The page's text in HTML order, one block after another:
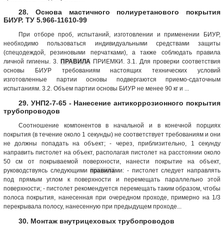
28. Основа мастичного полиуретанового покрытия
БИУР. ТУ 5.966-11610-99
При отборе проб, испытаний, изготовлении и применении БИУР,
необходимо пользоваться индивидуальными средствами защиты
(спецодеждой, резиновыми перчатками), а также соблюдать правила
личной гигиены. 3. ПРАВИЛА ПРИЕМКИ. 3.1. Для проверки соответствия
основы БИУР требованиям настоящих технических условий
изготовленные партии основы подвергаются приемо-сдаточным
испытаниям. 3.2. Объем партии основы БИУР не менее 90 кг и ...
29. УНП2-7-65 - Нанесение антикоррозионного покрытия
трубопроводов
Соотношение компонентов в начальной и в конечной порциях
покрытия (в течение около 1 секунды) не соответствует требованиям и они
не должны попадать на объект; - через, приблизительно, 1 секунду
направить пистолет на объект, располагая пистолет на расстоянии около
50 см от покрываемой поверхности, нанести покрытие на объект,
руководствуясь следующимиправилами: - пистолет следует направлять
под прямым углом к поверхности и перемещать параллельно этой
поверхности; - пистолет рекомендуется перемещать таким образом, чтобы
полоса покрытия, нанесенная при очередном проходе, примерно на 1/3
перекрывала полосу, нанесенную при предыдущем проходе...
30. Монтаж внутрицеховых трубопроводов